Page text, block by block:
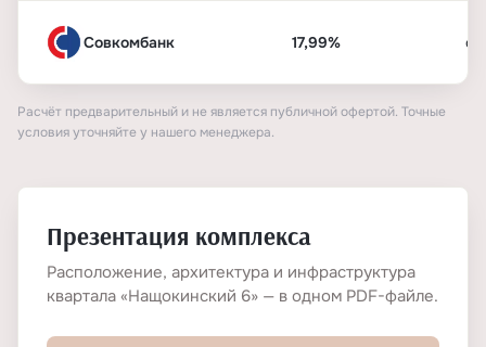
Совкомбанк 17,99%
Расчёт предварительный и не является публичной офертой. Точные
условия уточняйте у нашего менеджера.
Презентация комплекса
Расположение, архитектура и инфраструктура
квартала «Нащокинский 6» — в одном PDF-файле.